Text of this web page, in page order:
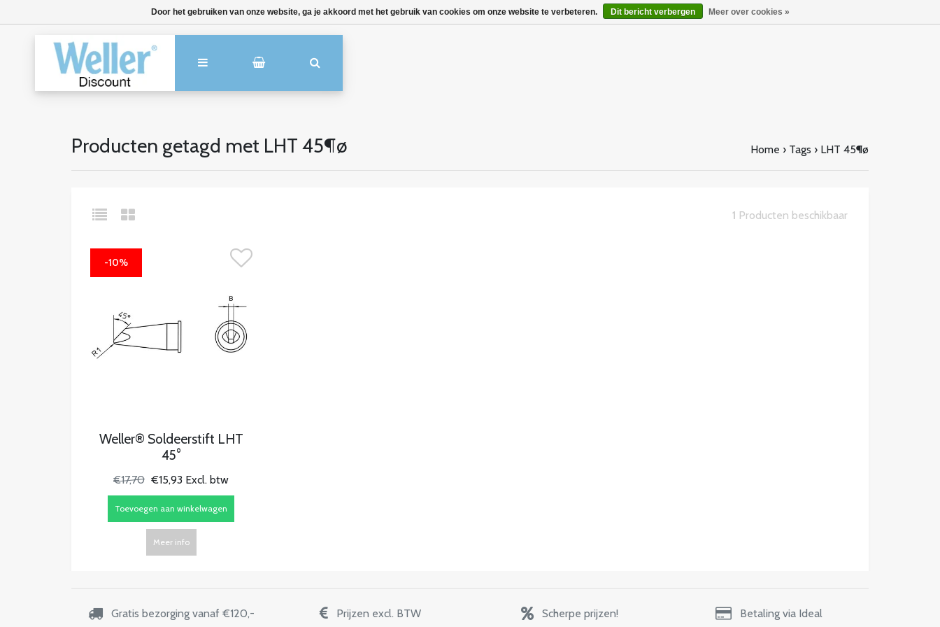
Producten getagd met LHT 45¶ø Home › Tags › LHT 45¶ø
1 Producten beschikbaar
-10%
Weller® Soldeerstift LHT
45°
€17,70 €15,93 Excl. btw
Toevoegen aan winkelwagen
Meer info
Gratis bezorging vanaf €120,- Prijzen excl. BTW Scherpe prijzen! Betaling via Ideal
Door het gebruiken van onze website, ga je akkoord met het gebruik van cookies om onze website te verbeteren. Dit bericht verbergen Meer over cookies »